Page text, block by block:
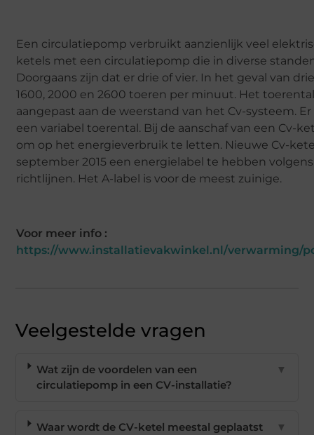
Een circulatiepomp verbruikt aanzienlijk veel
ketels met een circulatiepomp die in diverse
Doorgaans zijn dat er drie of vier. In het geval van
1600, 2000 en 2600 toeren per minuut. Het
aangepast aan de weerstand van het Cv-systeem.
een variabel toerental. Bij de aanschaf van een Cv-
om op het energieverbruik te letten. Nieuwe Cv-
september 2015 een energielabel te hebben
richtlijnen. Het A-label is voor de meest zuinige.
Voor meer info :
https://www.installatievakwinkel.nl/verwarming/
Veelgestelde vragen
Wat zijn de voordelen van een
circulatiepomp in een CV-installatie?
▼
Waar wordt de CV-ketel meestal geplaatst
▼